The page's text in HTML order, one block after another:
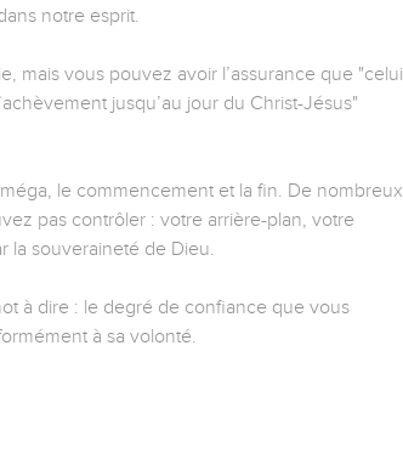
notre esprit.
mais vous pouvez avoir l’assurance que "celui
jusqu’au jour du Christ-Jésus"
le commencement et la fin. De nombreux
pas contrôler : votre arrière-plan, votre
la souveraineté de Dieu.
à dire : le degré de confiance que vous
à sa volonté.